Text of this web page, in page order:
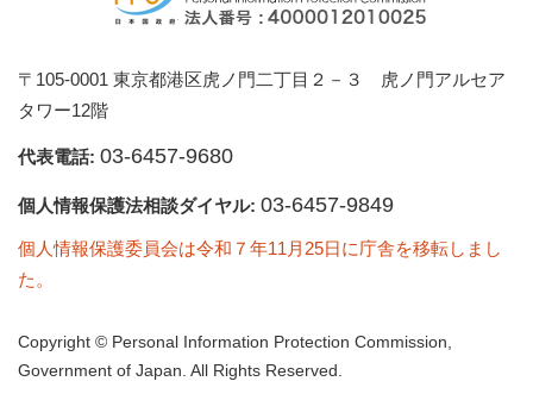
〒105-0001 東京都港区虎ノ門二丁目２－３ 虎ノ門アルセア
タワー12階
代表電話: 03-6457-9680
個人情報保護法相談ダイヤル: 03-6457-9849
個人情報保護委員会は令和７年11月25日に庁舎を移転しまし
た。
Copyright © Personal Information Protection Commission,
Government of Japan. All Rights Reserved.